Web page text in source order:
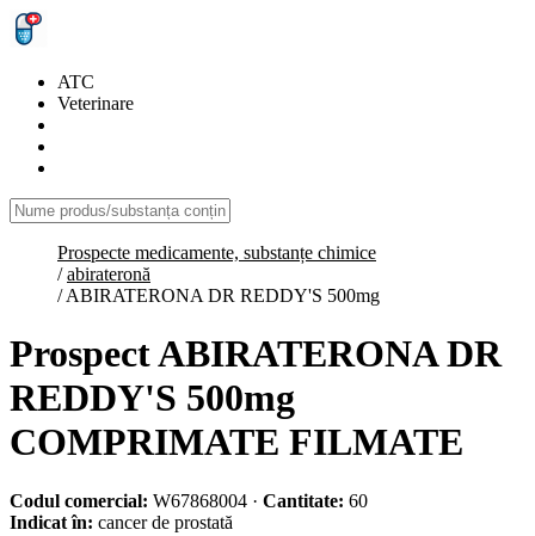
ATC
Veterinare
Prospecte medicamente, substanțe chimice
/ abirateronă
/ ABIRATERONA DR REDDY'S 500mg
Prospect ABIRATERONA DR
REDDY'S 500mg
COMPRIMATE FILMATE
Codul comercial: W67868004 · Cantitate: 60
Indicat în: cancer de prostată